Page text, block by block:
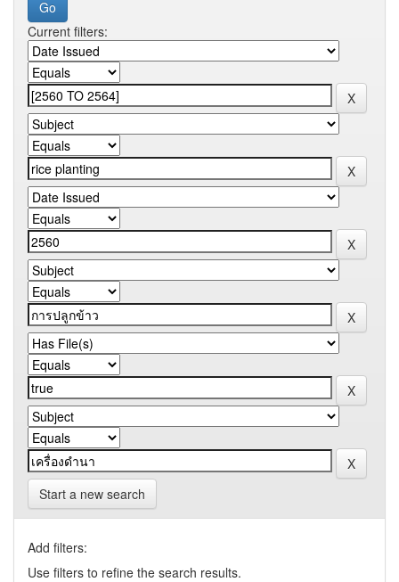
Current filters:
Start a new search
Add filters:
Use filters to refine the search results.